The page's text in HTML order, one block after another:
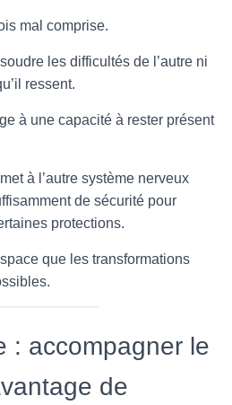
mal comprise.
les difficultés de l’autre ni
ressent.
à une capacité à rester présent
à l’autre système nerveux
de sécurité pour
protections.
que les transformations
: accompagner le
de